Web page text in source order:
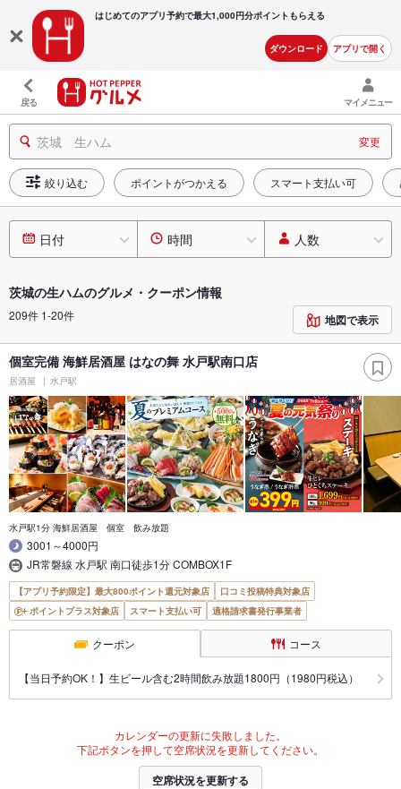
はじめてのアプリ予約で最大1,000円分ポイントもらえる
ダウンロード アプリで開く
戻る マイメニュー
茨城 生ハム 変更
絞り込む ポイントがつかえる スマート支払い可
日付 時間 人数
茨城の生ハムのグルメ・クーポン情報
209件 1-20件 地図で表示
個室完備 海鮮居酒屋 はなの舞 水戸駅南口店
居酒屋 水戸駅
水戸駅1分 海鮮居酒屋 個室 飲み放題
3001～4000円
JR常磐線 水戸駅 南口徒歩1分 COMBOX1F
【アプリ予約限定】最大800ポイント還元対象店
口コミ投稿特典対象店
ポイントプラス対象店
スマート支払い可 適格請求書発行事業者
クーポン コース
【当日予約OK！】生ビール含む2時間飲み放題1800円（1980円税込）
カレンダーの更新に失敗しました。
下記ボタンを押して空席状況を更新してください。
空席状況を更新する